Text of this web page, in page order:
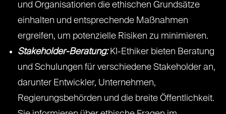
und Organisationen die ethischen Grundsätze
einhalten und entsprechende Maßnahmen
ergreifen, um potenzielle Risiken zu minimieren.
Stakeholder-Beratung:KI-Ethiker bieten Beratung
und Schulungen für verschiedene Stakeholder an,
darunter Entwickler, Unternehmen,
Regierungsbehörden und die breite Öffentlichkeit.